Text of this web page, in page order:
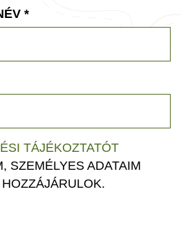
*
TÁJÉKOZTATÓT
SZEMÉLYES ADATAIM